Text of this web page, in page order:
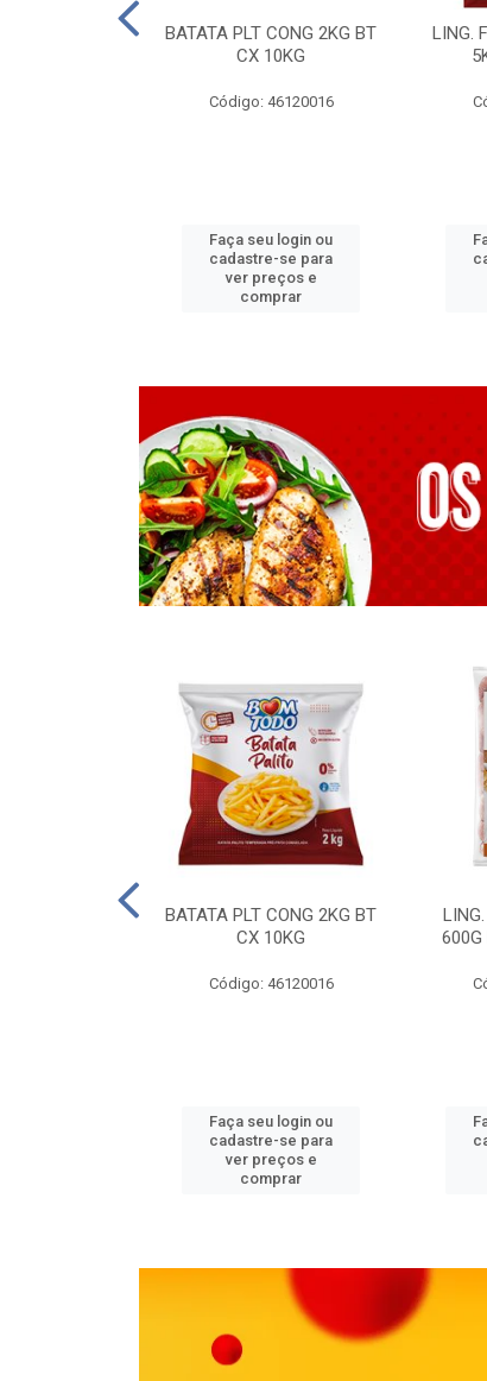
BATATA PLT CONG 2KG BT
CX 10KG
Código: 46120016
Faça seu login ou
cadastre-se para
ver preços e
comprar
LING.
BATATA PLT CONG 2KG BT
CX 10KG
Código: 46120016
Faça seu login ou
cadastre-se para
ver preços e
comprar
600G